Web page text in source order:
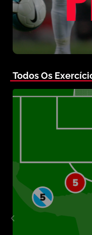
Todos Os